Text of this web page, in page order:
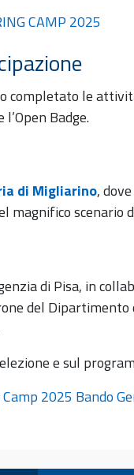
CAMP 2025
completato le
Badge.
di Migliarino,
scenario
di Pisa, in
del Dipartimento
e sul
2025 Bando